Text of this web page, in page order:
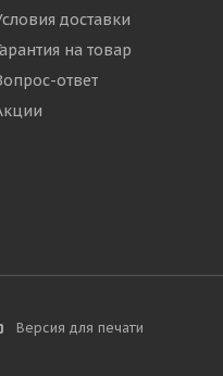
доставки
на товар
ответ
Версия для печати